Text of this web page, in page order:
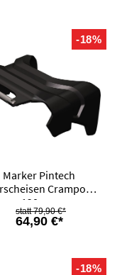
-18%
Marker Pintech
Crampon
120mm
64,90 €*
79,90 €*
-18%